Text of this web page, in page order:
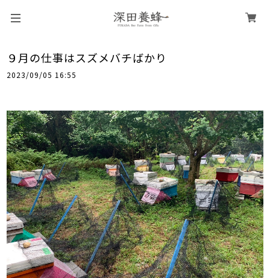
９月の仕事はスズメバチばかり
2023/09/05 16:55